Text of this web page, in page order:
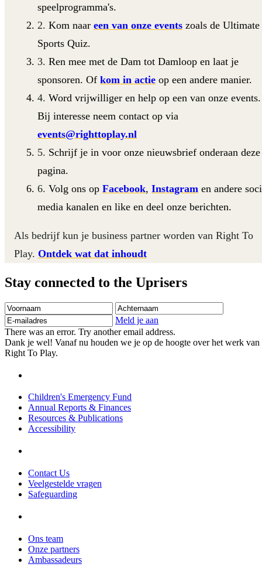
speelprogramma's.
Kom naar een van onze events zoals de Ultimate
Sports Quiz.
Ren mee met de Dam tot Damloop en laat je
sponsoren. Of kom in actie op een andere manier.
Word vrijwilliger en help op een van onze events.
Bij interesse neem contact op via
events@righttoplay.nl
Schrijf je in voor onze nieuwsbrief onderaan deze
pagina.
Volg ons op Facebook, Instagram en andere
media kanalen en like en deel onze berichten.
Als bedrijf kun je business partner worden van Right To
Play. Ontdek wat dat inhoudt
Stay connected to the Uprisers
Voornaam Achternaam
mailadres
Meld je aan
There was an error. Try another email address.
Dank je wel! Vanaf nu houden we je op de hoogte over het werk van
Right To Play.
Children's Emergency Fund
Annual Reports & Finances
Resources & Publications
Accessibility
Contact Us
Veelgestelde vragen
Safeguarding
Ons team
Onze partners
Ambassadeurs